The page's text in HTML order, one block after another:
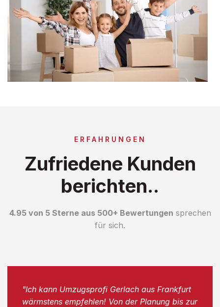
ERFAHRUNGEN
Zufriedene Kunden
berichten..
4.95 von 5 Sterne aus 500+ Bewertungen sprechen
für sich.
"Ich kann Umzugsprofi Gerlach aus Frankfurt
wärmstens empfehlen! Von der Planung bis zur